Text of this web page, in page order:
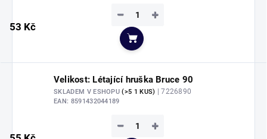
53 Kč
+
−
Do košíku
Velikost: Létající hruška Bruce 90
SKLADEM V ESHOPU(>5 1 KUS) | 7226890
EAN: 8591432044189
+
−